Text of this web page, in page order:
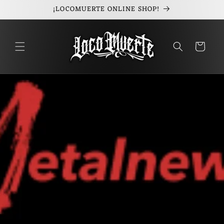
content
¡LOCOMUERTE ONLINE SHOP!
Cart